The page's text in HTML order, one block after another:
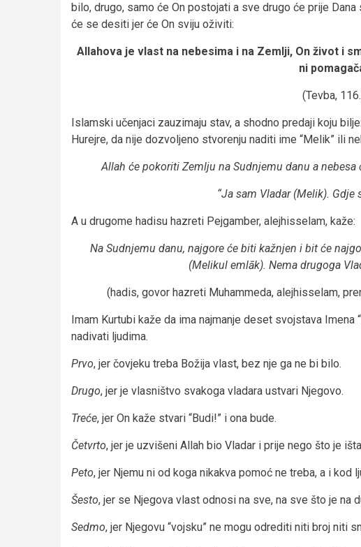
bilo, drugo, samo će On postojati a sve drugo će prije
će se desiti jer će On sviju oživiti:
Allahova je vlast na nebesima i na Zemlji, On život i
ni
(Tevba,
Islamski učenjaci zauzimaju stav, a shodno predaji koju
Hurejre, da nije dozvoljeno stvorenju naditi ime “Melik” ili
Allah će pokoriti Zemlju na Sudnjemu danu a
“Ja sam Vladar (Melik). Gdje
A u drugome hadisu hazreti Pejgamber, alejhisselam, kaže:
Na Sudnjemu danu, najgore će biti kažnjen i bit će
(Melikul emlāk). Nema drugoga
(hadis, govor hazreti Muhammeda, alejhisselam,
Imam Kurtubi kaže da ima najmanje deset svojstava
nadivati ljudima.
Prvo, jer čovjeku treba Božija vlast, bez nje ga ne bi bilo.
Drugo, jer je vlasništvo svakoga vladara ustvari Njegovo.
Treće, jer On kaže stvari “Budi!” i ona bude.
Četvrto, jer je uzvišeni Allah bio Vladar i prije nego što je
Peto, jer Njemu ni od koga nikakva pomoć ne treba, a i kod
Šesto, jer se Njegova vlast odnosi na sve, na sve što je na
Sedmo, jer Njegovu “vojsku” ne mogu odrediti niti broj niti